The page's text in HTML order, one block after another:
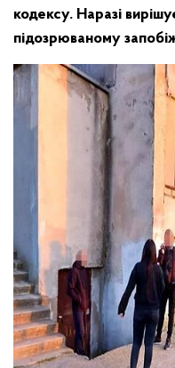
кодексу. Наразі
підозрюваному